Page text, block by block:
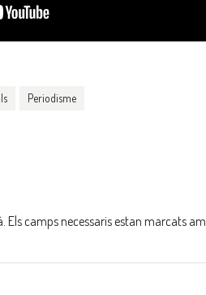
Periodisme
Els camps necessaris estan marcats